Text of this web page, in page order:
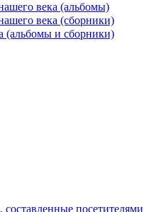
века (альбомы)
века (сборники)
(альбомы и сборники)